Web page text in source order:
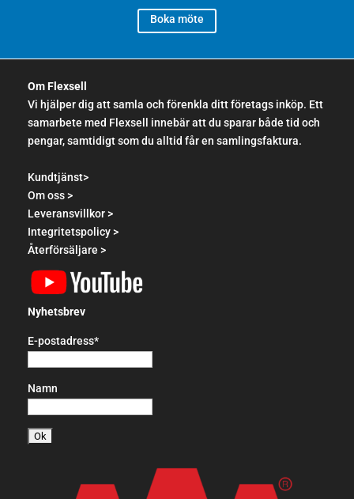
Boka möte
Om Flexsell
Vi hjälper dig att samla och förenkla ditt företags inköp. Ett
samarbete med Flexsell innebär att du sparar både tid och
pengar, samtidigt som du alltid får en samlingsfaktura.
Kundtjänst>
Om oss >
Leveransvillkor >
Integritetspolicy >
Återförsäljare >
Nyhetsbrev
E-postadress*
Namn